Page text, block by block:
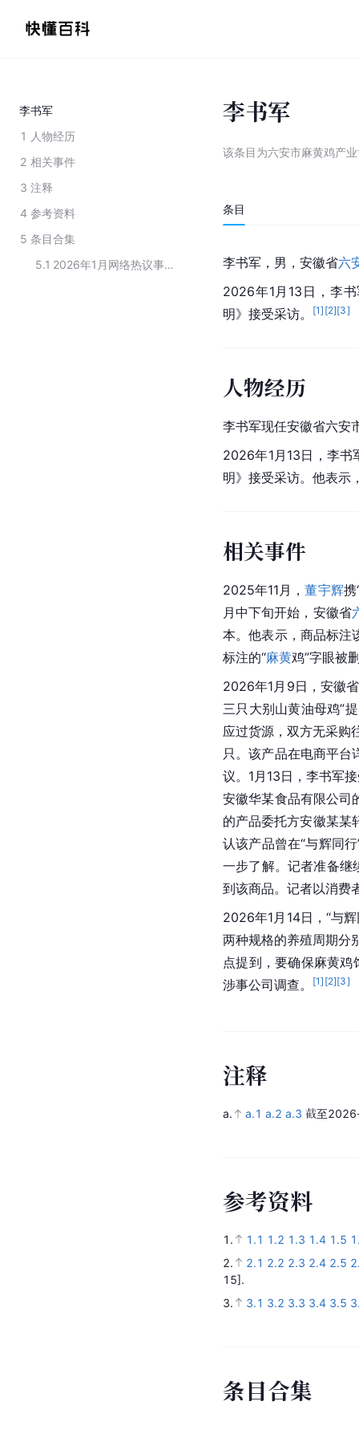
李书军
1 人物经历
2 相关事件
3 注释
4 参考资料
5 条目合集
5.1
2026年1月网络热议事件当事人
李书军
该条目为六安市麻黄鸡产
条目
李书军，男，安徽省六
2026年1月13日，李
明》接受采访。
[1] [2][3]
人物经历
李书军现任安徽省六安
2026年1月13日，李书
明》接受采访。他表示
相关事件
2025年11月，董宇辉
月中下旬开始，安徽省
本。他表示，商品标注
标注的“麻黄鸡”字眼被
2026年1月9日，安徽
三只大别山黄油母鸡”
应过货源，双方无采购
只。该产品在电商平台
议。1月13日，李书军
安徽华某食品有限公司
的产品委托方安徽某某
认该产品曾在“与辉同
一步了解。记者准备继
到该商品。记者以消费
2026年1月14日，“与
两种规格的养殖周期分
点提到，要确保麻黄
涉事公司调查。
[1] [2][3]
注释
a. a.1 a.2 a.3 截至
参考资料
1. 1.1 1.2 1.3 1.4 1.5
2.
2.1 2.2 2.3 2.4 2.5
15].
3.
3.1 3.2 3.3 3.4 3.5
条目合集